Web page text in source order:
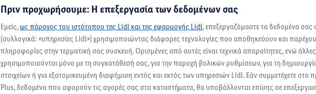
Πριν προχωρήσουμε: Η επεξεργασία των δεδομένων σας
Εμείς,ως πάροχος του ιστότοπου της Lidl και της εφαρμογής Lidl, επεξεργαζόμαστε τα δεδομένα σας
(συλλογικά: «υπηρεσίες Lidl») χρησιμοποιώντας διάφορες τεχνολογίες που αποθηκεύουν και
πληροφορίες στην τερματική σας συσκευή. Ορισμένες από αυτές είναι τεχνικά απαραίτητες, ενώ άλλες
χρησιμοποιούνται μόνο με τη συγκατάθεσή σας, για την παροχή βολικών ρυθμίσεων, για τη
στοιχείων ή για εξατομικευμένη διαφήμιση εντός και εκτός των υπηρεσιών Lidl. Εάν συμμετέχετε
Plus, δεδομένα που αφορούν τις αγορές σας στα καταστήματα, θα υποβάλλονται επίσης σε